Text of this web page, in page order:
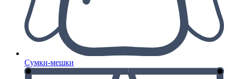
Сумки-мешки